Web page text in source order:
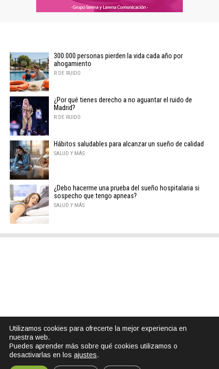
300.000 personas pierden la vida cada año por
ahogamiento
R DE RUIDO
¿Por qué tienes derecho a no aguantar el ruido de
Madrid?
R DE RUIDO
Hábitos saludables para alcanzar un sueño de calidad
SALUD Y MÁS
¿Debo hacerme una prueba del sueño hospitalaria si
sospecho que tengo apneas?
SALUD Y MÁS
Utilizamos cookies para ofrecerte la mejor experiencia en
nuestra web.
Puedes aprender más sobre qué cookies utilizamos o
desactivarlas en los ajustes.